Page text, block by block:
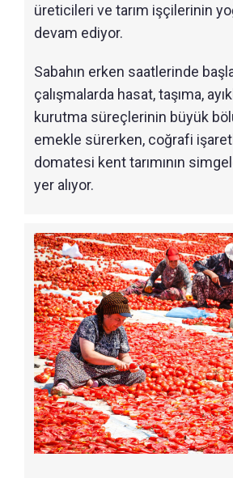
üreticileri ve tarım işçilerinin
devam ediyor.
Sabahın erken saatlerinde
çalışmalarda hasat, taşıma,
kurutma süreçlerinin büyük
emekle sürerken, coğrafi
domatesi kent tarımının
yer alıyor.